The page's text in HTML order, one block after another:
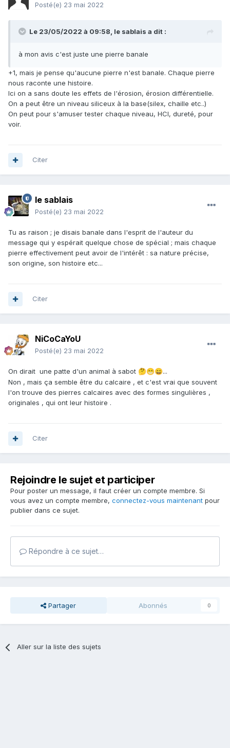
Posté(e) 23 mai 2022
Le 23/05/2022 à 09:58, le sablais a dit :
à mon avis c'est juste une pierre banale
+1, mais je pense qu'aucune pierre n'est banale. Chaque pierre
nous raconte une histoire.
Ici on a sans doute les effets de l'érosion, érosion différentielle.
On a peut être un niveau siliceux à la base(silex, chaille etc..)
On peut pour s'amuser tester chaque niveau, HCl, dureté, pour
voir.
Citer
le sablais
Posté(e) 23 mai 2022
Tu as raison ; je disais banale dans l'esprit de l'auteur du
message qui y espérait quelque chose de spécial ; mais chaque
pierre effectivement peut avoir de l'intérêt : sa nature précise,
son origine, son histoire etc...
Citer
NiCoCaYoU
Posté(e) 23 mai 2022
On dirait une patte d'un animal à sabot 🤔😁😄...
Non , mais ça semble être du calcaire , et c'est vrai que souvent
l'on trouve des pierres calcaires avec des formes singulières ,
originales , qui ont leur histoire .
Citer
Rejoindre le sujet et participer
Pour poster un message, il faut créer un compte membre. Si
vous avez un compte membre, connectez-vous maintenant pour
publier dans ce sujet.
Répondre à ce sujet…
Partager Abonnés 0
Aller sur la liste des sujets